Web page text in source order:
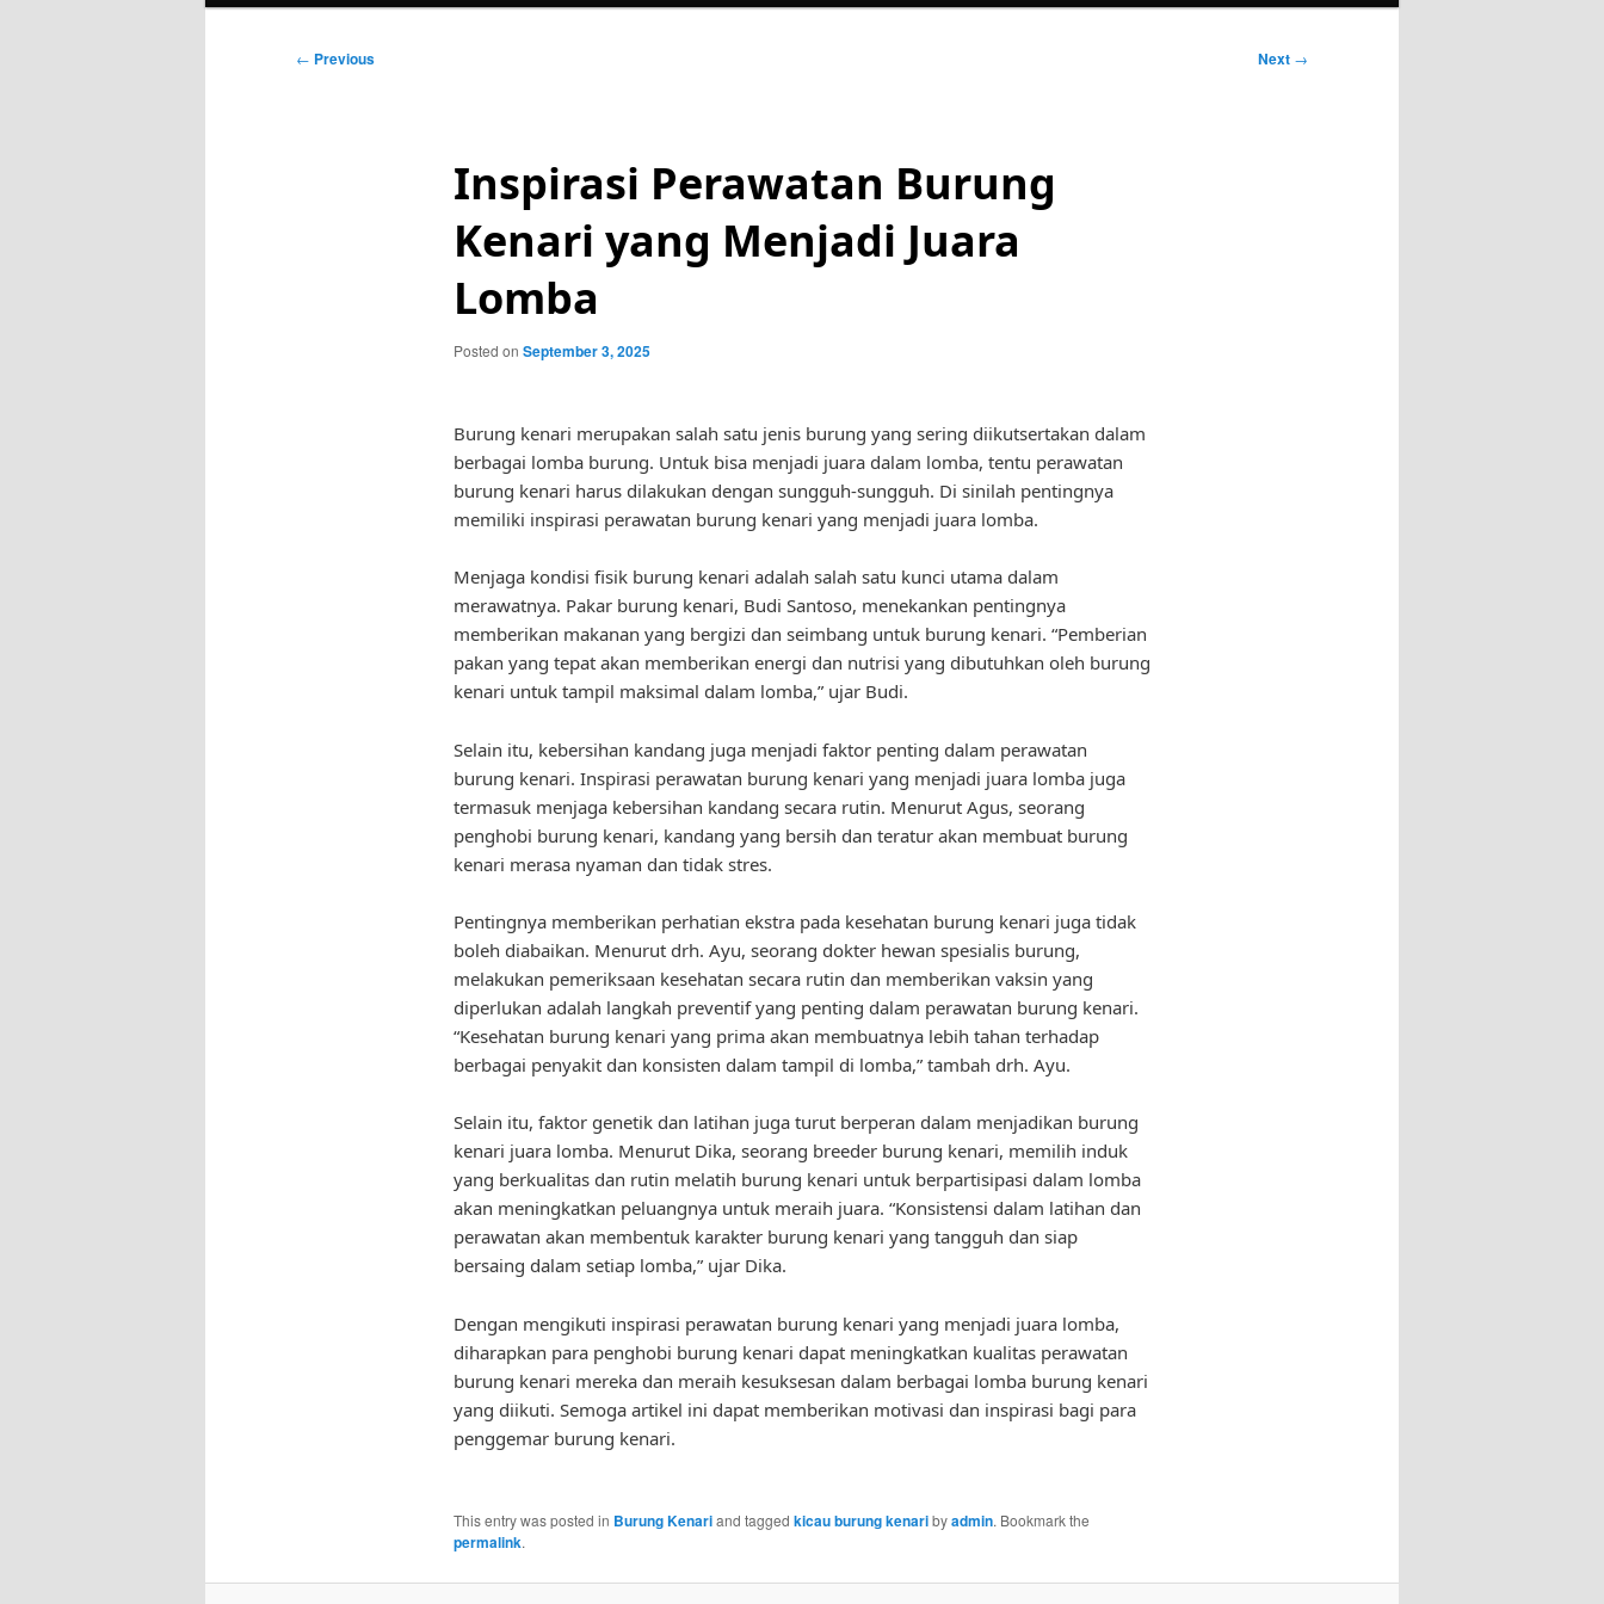
Post
← Previous Next →
Inspirasi Perawatan Burung
Kenari yang Menjadi Juara
Lomba
Posted on September 3, 2025
Burung kenari merupakan salah satu jenis burung yang sering diikutsertakan dalam
berbagai lomba burung. Untuk bisa menjadi juara dalam lomba, tentu perawatan
burung kenari harus dilakukan dengan sungguh-sungguh. Di sinilah pentingnya
memiliki inspirasi perawatan burung kenari yang menjadi juara lomba.
Menjaga kondisi fisik burung kenari adalah salah satu kunci utama dalam
merawatnya. Pakar burung kenari, Budi Santoso, menekankan pentingnya
memberikan makanan yang bergizi dan seimbang untuk burung kenari. “Pemberian
pakan yang tepat akan memberikan energi dan nutrisi yang dibutuhkan oleh burung
kenari untuk tampil maksimal dalam lomba,” ujar Budi.
Selain itu, kebersihan kandang juga menjadi faktor penting dalam perawatan
burung kenari. Inspirasi perawatan burung kenari yang menjadi juara lomba juga
termasuk menjaga kebersihan kandang secara rutin. Menurut Agus, seorang
penghobi burung kenari, kandang yang bersih dan teratur akan membuat burung
kenari merasa nyaman dan tidak stres.
Pentingnya memberikan perhatian ekstra pada kesehatan burung kenari juga tidak
boleh diabaikan. Menurut drh. Ayu, seorang dokter hewan spesialis burung,
melakukan pemeriksaan kesehatan secara rutin dan memberikan vaksin yang
diperlukan adalah langkah preventif yang penting dalam perawatan burung kenari.
“Kesehatan burung kenari yang prima akan membuatnya lebih tahan terhadap
berbagai penyakit dan konsisten dalam tampil di lomba,” tambah drh. Ayu.
Selain itu, faktor genetik dan latihan juga turut berperan dalam menjadikan burung
kenari juara lomba. Menurut Dika, seorang breeder burung kenari, memilih induk
yang berkualitas dan rutin melatih burung kenari untuk berpartisipasi dalam lomba
akan meningkatkan peluangnya untuk meraih juara. “Konsistensi dalam latihan dan
perawatan akan membentuk karakter burung kenari yang tangguh dan siap
bersaing dalam setiap lomba,” ujar Dika.
Dengan mengikuti inspirasi perawatan burung kenari yang menjadi juara lomba,
diharapkan para penghobi burung kenari dapat meningkatkan kualitas perawatan
burung kenari mereka dan meraih kesuksesan dalam berbagai lomba burung kenari
yang diikuti. Semoga artikel ini dapat memberikan motivasi dan inspirasi bagi para
penggemar burung kenari.
This entry was posted in Burung Kenariand tagged kicau burung kenaribyadmin. Bookmark the
permalink.